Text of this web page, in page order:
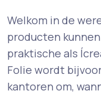
Welkom in de
producten
praktische als
Folie wordt
kantoren om,